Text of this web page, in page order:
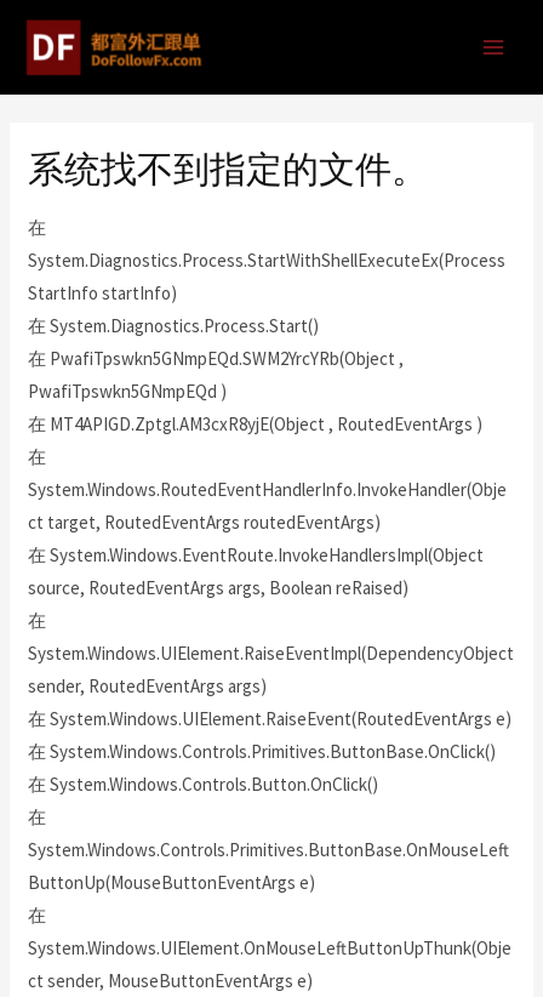
系统找不到指定的文件。
在
System.Diagnostics.Process.StartWithShellExecuteEx(Process
StartInfo startInfo)
在 System.Diagnostics.Process.Start()
在 PwafiTpswkn5GNmpEQd.SWM2YrcYRb(Object ,
PwafiTpswkn5GNmpEQd )
在 MT4APIGD.Zptgl.AM3cxR8yjE(Object , RoutedEventArgs )
在
System.Windows.RoutedEventHandlerInfo.InvokeHandler(Obje
ct target, RoutedEventArgs routedEventArgs)
在 System.Windows.EventRoute.InvokeHandlersImpl(Object
source, RoutedEventArgs args, Boolean reRaised)
在
System.Windows.UIElement.RaiseEventImpl(DependencyObject
sender, RoutedEventArgs args)
在 System.Windows.UIElement.RaiseEvent(RoutedEventArgs e)
在 System.Windows.Controls.Primitives.ButtonBase.OnClick()
在 System.Windows.Controls.Button.OnClick()
在
System.Windows.Controls.Primitives.ButtonBase.OnMouseLeft
ButtonUp(MouseButtonEventArgs e)
在
System.Windows.UIElement.OnMouseLeftButtonUpThunk(Obje
ct sender, MouseButtonEventArgs e)